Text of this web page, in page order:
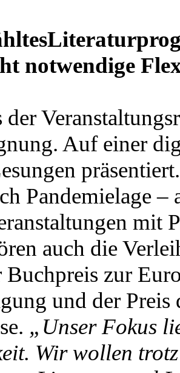
notwendige
Auf einer
Pandemielage –
mit
auch die
zur
und der
„Unser Fokus
Wir wollen